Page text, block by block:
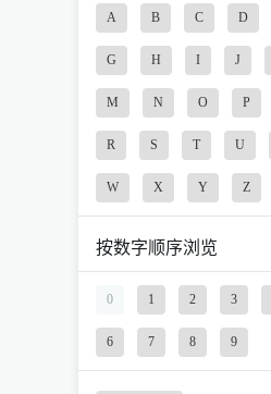
A B C D
G H I J
M N O P
R S T U
W X Y Z
按数字顺序浏览
0 1 2 3
6 7 8 9